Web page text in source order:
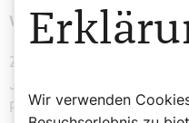
Wie werden die
Zum einen wird Maria
Jahrzehnten Teil von
Pilgerbegleiterin.
Wir verwenden